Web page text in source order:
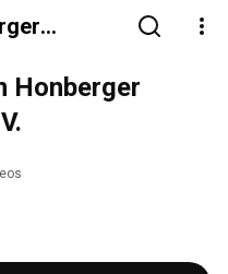
Honberger